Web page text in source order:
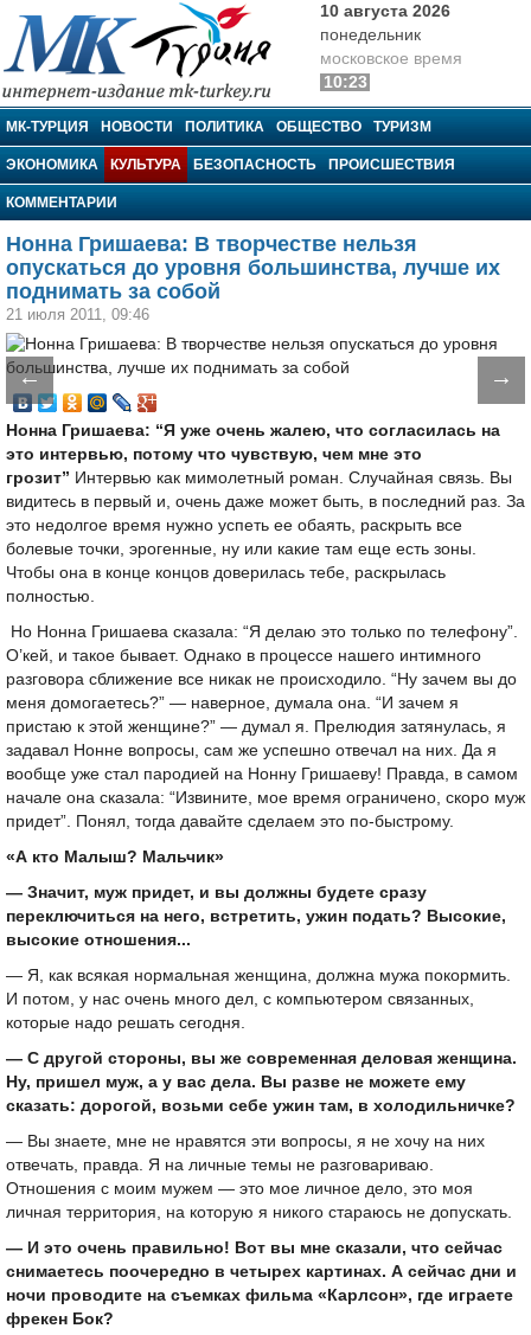
МК-Турция
10 августа 2026
понедельник
московское время
10:23
МК-ТУРЦИЯ НОВОСТИ ПОЛИТИКА ОБЩЕСТВО ТУРИЗМ
ЭКОНОМИКА КУЛЬТУРА БЕЗОПАСНОСТЬ ПРОИСШЕСТВИЯ
КОММЕНТАРИИ
Нонна Гришаева: В творчестве нельзя
опускаться до уровня большинства, лучше их
поднимать за собой
21 июля 2011, 09:46
← →
Нонна Гришаева: “Я уже очень жалею, что согласилась на
это интервью, потому что чувствую, чем мне это
грозит” Интервью как мимолетный роман. Случайная связь. Вы
видитесь в первый и, очень даже может быть, в последний раз. За
это недолгое время нужно успеть ее обаять, раскрыть все
болевые точки, эрогенные, ну или какие там еще есть зоны.
Чтобы она в конце концов доверилась тебе, раскрылась
полностью.
Но Нонна Гришаева сказала: “Я делаю это только по телефону”.
О’кей, и такое бывает. Однако в процессе нашего интимного
разговора сближение все никак не происходило. “Ну зачем вы до
меня домогаетесь?” — наверное, думала она. “И зачем я
пристаю к этой женщине?” — думал я. Прелюдия затянулась, я
задавал Нонне вопросы, сам же успешно отвечал на них. Да я
вообще уже стал пародией на Нонну Гришаеву! Правда, в самом
начале она сказала: “Извините, мое время ограничено, скоро муж
придет”. Понял, тогда давайте сделаем это по-быстрому.
«А кто Малыш? Мальчик»
— Значит, муж придет, и вы должны будете сразу
переключиться на него, встретить, ужин подать? Высокие,
высокие отношения...
— Я, как всякая нормальная женщина, должна мужа покормить.
И потом, у нас очень много дел, с компьютером связанных,
которые надо решать сегодня.
— С другой стороны, вы же современная деловая женщина.
Ну, пришел муж, а у вас дела. Вы разве не можете ему
сказать: дорогой, возьми себе ужин там, в холодильничке?
— Вы знаете, мне не нравятся эти вопросы, я не хочу на них
отвечать, правда. Я на личные темы не разговариваю.
Отношения с моим мужем — это мое личное дело, это моя
личная территория, на которую я никого стараюсь не допускать.
— И это очень правильно! Вот вы мне сказали, что сейчас
снимаетесь поочередно в четырех картинах. А сейчас дни и
ночи проводите на съемках фильма «Карлсон», где играете
фрекен Бок?